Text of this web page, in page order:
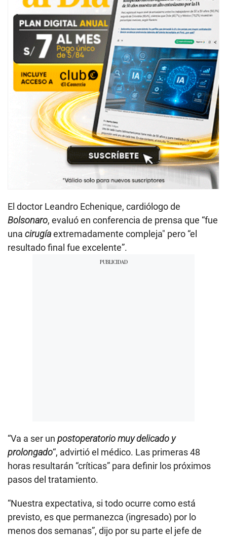
El doctor Leandro Echenique, cardiólogo de
Bolsonaro, evaluó en conferencia de prensa que “fue
una cirugíaextremadamente compleja" pero “el
resultado final fue excelente”.
“Va a ser un postoperatoriomuy delicado y
prolongado“, advirtió el médico. Las primeras 48
horas resultarán “críticas” para definir los próximos
pasos del tratamiento.
“Nuestra expectativa, si todo ocurre como está
previsto, es que permanezca (ingresado) por lo
menos dos semanas”, dijo por su parte el jefe de